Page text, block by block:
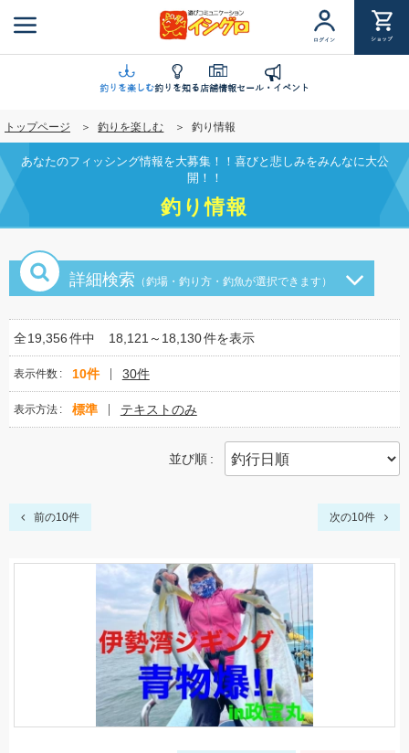
ン
に
移
動
ログイン ショップ
釣りを楽しむ釣りを知る店舗情報セール・イベント
トップページ 釣りを楽しむ 釣り情報
あなたのフィッシング情報を大募集！！喜びと悲しみをみんなに大公
開！！
釣り情報
詳細検索 （釣場・釣り方・釣魚が選択できます）
全19,356件中 18,121～18,130件を表示
表示件数 10件 30件
表示方法 標準 テキストのみ
並び順
前の10件 次の10件